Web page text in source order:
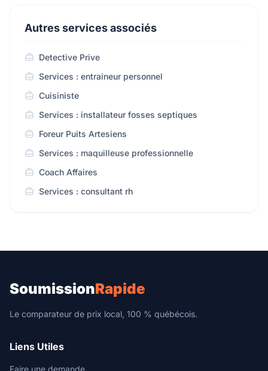
Autres services associés
Detective Prive
Services : entraineur personnel
Cuisiniste
Services : installateur fosses septiques
Foreur Puits Artesiens
Services : maquilleuse professionnelle
Coach Affaires
Services : consultant rh
SoumissionRapide
Le comparateur de prix local, 100 % québécois.
Liens Utiles
Faire une demande